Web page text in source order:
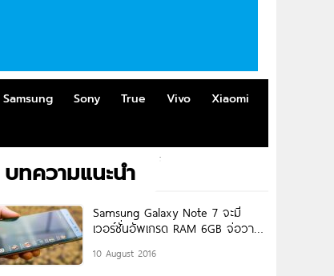
Samsung Sony True Vivo
Xiaomi
บทความแนะนำ
Samsung Galaxy Note 7 จะมี
เวอร์ชั่นอัพเกรด RAM 6GB จ่อวาง
10 August 2016